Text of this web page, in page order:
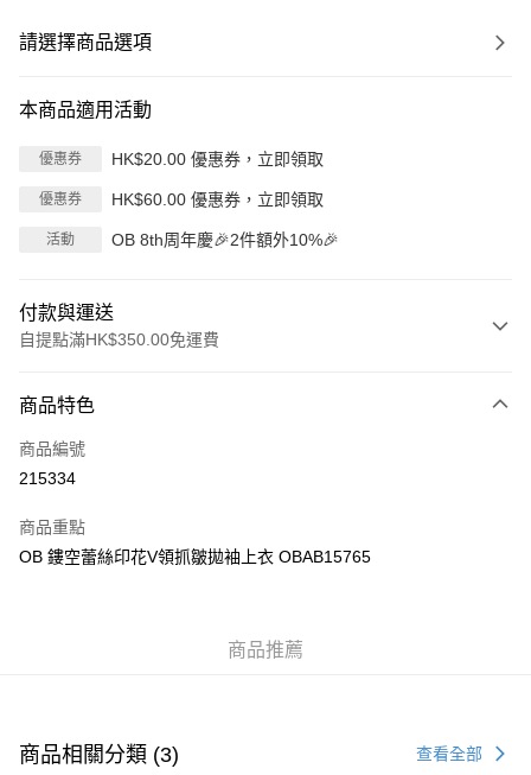
請選擇商品選項
本商品適用活動
優惠券 HK$20.00 優惠券，立即領取
優惠券 HK$60.00 優惠券，立即領取
活動 OB 8th周年慶🎉2件額外10%🎉
付款與運送
自提點滿HK$350.00免運費
信用卡
Apple Pay
PayMe
付款後順豐站及營業點
商品特色
商品編號
215334
商品重點
OB 鏤空蕾絲印花V領抓皺拋袖上衣 OBAB15765
商品推薦
商品相關分類 (3) 查看全部